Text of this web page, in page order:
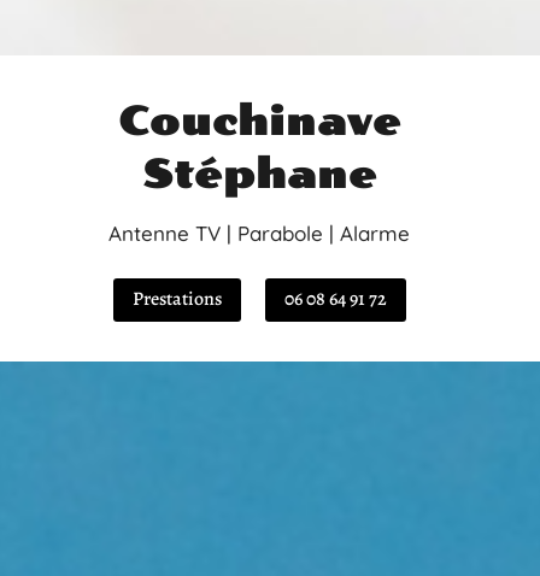
Couchinave
Stéphane
Antenne TV | Parabole | Alarme
Prestations 06 08 64 91 72